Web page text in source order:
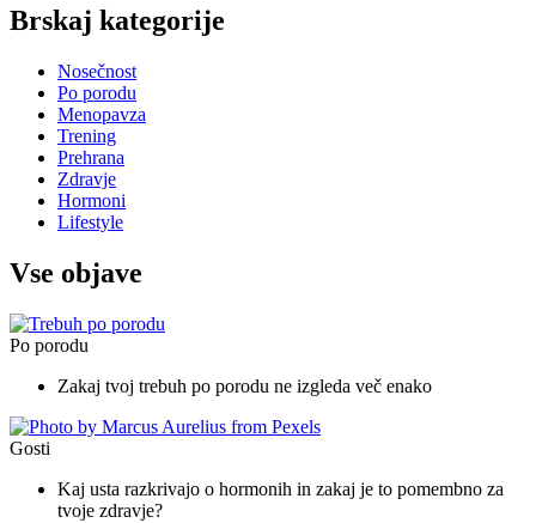
Brskaj kategorije
Nosečnost
Po porodu
Menopavza
Trening
Prehrana
Zdravje
Hormoni
Lifestyle
Vse objave
Po porodu
Zakaj tvoj trebuh po porodu ne izgleda več enako
Gosti
Kaj usta razkrivajo o hormonih in zakaj je to pomembno za
tvoje zdravje?